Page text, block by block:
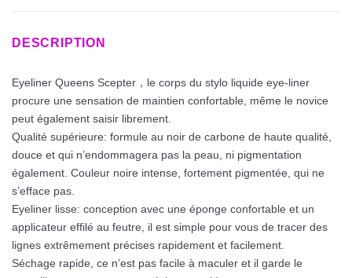
DESCRIPTION
Eyeliner Queens Scepter，le corps du stylo liquide eye-liner
procure une sensation de maintien confortable, même le novice
peut également saisir librement.
Qualité supérieure: formule au noir de carbone de haute qualité,
douce et qui n’endommagera pas la peau, ni pigmentation
également. Couleur noire intense, fortement pigmentée, qui ne
s’efface pas.
Eyeliner lisse: conception avec une éponge confortable et un
applicateur effilé au feutre, il est simple pour vous de tracer des
lignes extrêmement précises rapidement et facilement.
Séchage rapide, ce n’est pas facile à maculer et il garde le